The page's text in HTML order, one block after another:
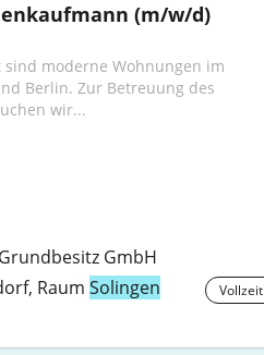
(m/w/d)
sind moderne Wohnungen im
Berlin. Zur Betreuung des
wir...
GmbH
Raum Solingen Vollzeit